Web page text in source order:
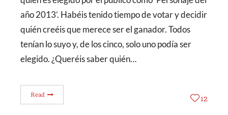
año 2013’. Habéis tenido tiempo de votar y decidir
quién creéis que merece ser el ganador. Todos
tenían lo suyo y, de los cinco, solo uno podía ser
elegido. ¿Queréis saber quién…
Read 12